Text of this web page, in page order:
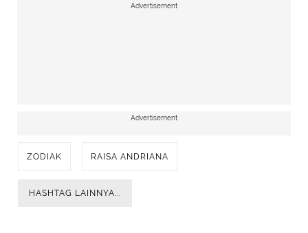
Advertisement
Advertisement
ZODIAK RAISA ANDRIANA
HASHTAG LAINNYA...